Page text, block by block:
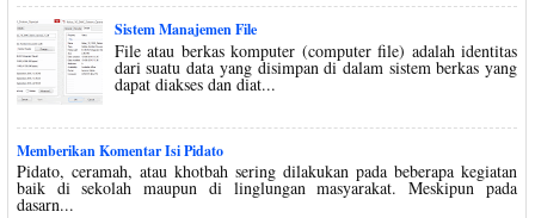
Sistem Manajemen File
File atau berkas komputer (computer file) adalah identitas
dari suatu data yang disimpan di dalam sistem berkas yang
dapat diakses dan diat...
Memberikan Komentar Isi Pidato
Pidato, ceramah, atau khotbah sering dilakukan pada beberapa kegiatan
baik di sekolah maupun di linglungan masyarakat. Meskipun pada
dasarn...